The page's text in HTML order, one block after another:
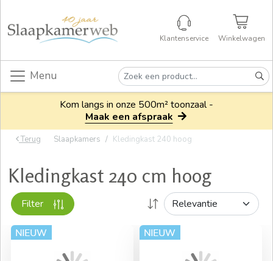
Klantenservice Winkelwagen
Menu
Kom langs in onze 500m² toonzaal -
Maak een afspraak
Terug Slaapkamers Kledingkast 240 hoog
Kledingkast 240 cm hoog
Filter